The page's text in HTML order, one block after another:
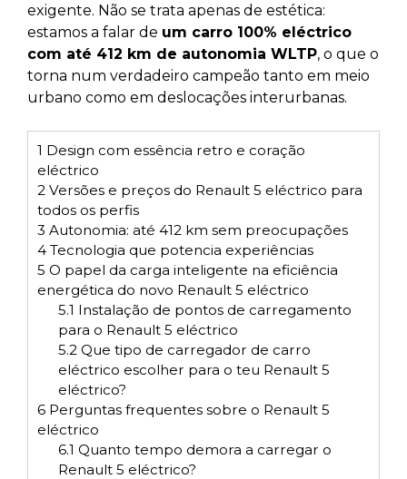
exigente. Não se trata apenas de estética:
estamos a falar de um carro 100% eléctrico
com até 412 km de autonomia WLTP, o que o
torna num verdadeiro campeão tanto em meio
urbano como em deslocações interurbanas.
1 Design com essência retro e coração
eléctrico
2 Versões e preços do Renault 5 eléctrico para
todos os perfis
3 Autonomia: até 412 km sem preocupações
4 Tecnologia que potencia experiências
5 O papel da carga inteligente na eficiência
energética do novo Renault 5 eléctrico
5.1 Instalação de pontos de carregamento
para o Renault 5 eléctrico
5.2 Que tipo de carregador de carro
eléctrico escolher para o teu Renault 5
eléctrico?
6 Perguntas frequentes sobre o Renault 5
eléctrico
6.1 Quanto tempo demora a carregar o
Renault 5 eléctrico?